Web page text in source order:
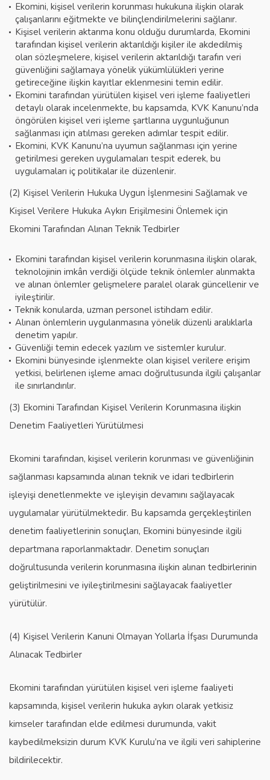
Ekomini, kişisel verilerin korunması hukukuna ilişkin olarak
çalışanlarını eğitmekte ve bilinçlendirilmelerini sağlanır.
Kişisel verilerin aktarıma konu olduğu durumlarda, Ekomini
tarafından kişisel verilerin aktarıldığı kişiler ile akdedilmiş
olan sözleşmelere, kişisel verilerin aktarıldığı tarafın veri
güvenliğini sağlamaya yönelik yükümlülükleri yerine
getireceğine ilişkin kayıtlar eklenmesini temin edilir.
Ekomini tarafından yürütülen kişisel veri işleme faaliyetleri
detaylı olarak incelenmekte, bu kapsamda, KVK Kanunu’nda
öngörülen kişisel veri işleme şartlarına uygunluğunun
sağlanması için atılması gereken adımlar tespit edilir.
Ekomini, KVK Kanunu’na uyumun sağlanması için yerine
getirilmesi gereken uygulamaları tespit ederek, bu
uygulamaları iç politikalar ile düzenlenir.
(2) Kişisel Verilerin Hukuka Uygun İşlenmesini Sağlamak ve
Kişisel Verilere Hukuka Aykırı Erişilmesini Önlemek için
Ekomini Tarafından Alınan Teknik Tedbirler
Ekomini tarafından kişisel verilerin korunmasına ilişkin olarak,
teknolojinin imkân verdiği ölçüde teknik önlemler alınmakta
ve alınan önlemler gelişmelere paralel olarak güncellenir ve
iyileştirilir.
Teknik konularda, uzman personel istihdam edilir.
Alınan önlemlerin uygulanmasına yönelik düzenli aralıklarla
denetim yapılır.
Güvenliği temin edecek yazılım ve sistemler kurulur.
Ekomini bünyesinde işlenmekte olan kişisel verilere erişim
yetkisi, belirlenen işleme amacı doğrultusunda ilgili çalışanlar
ile sınırlandırılır.
(3) Ekomini Tarafından Kişisel Verilerin Korunmasına ilişkin
Denetim Faaliyetleri Yürütülmesi
Ekomini tarafından, kişisel verilerin korunması ve güvenliğinin
sağlanması kapsamında alınan teknik ve idari tedbirlerin
işleyişi denetlenmekte ve işleyişin devamını sağlayacak
uygulamalar yürütülmektedir. Bu kapsamda gerçekleştirilen
denetim faaliyetlerinin sonuçları, Ekomini bünyesinde ilgili
departmana raporlanmaktadır. Denetim sonuçları
doğrultusunda verilerin korunmasına ilişkin alınan tedbirlerinin
geliştirilmesini ve iyileştirilmesini sağlayacak faaliyetler
yürütülür.
(4) Kişisel Verilerin Kanuni Olmayan Yollarla İfşası Durumunda
Alınacak Tedbirler
Ekomini tarafından yürütülen kişisel veri işleme faaliyeti
kapsamında, kişisel verilerin hukuka aykırı olarak yetkisiz
kimseler tarafından elde edilmesi durumunda, vakit
kaybedilmeksizin durum KVK Kurulu’na ve ilgili veri sahiplerine
bildirilecektir.